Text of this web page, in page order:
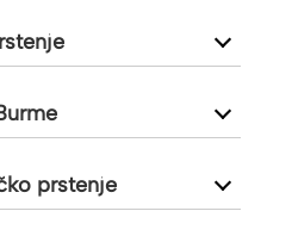
prstenje